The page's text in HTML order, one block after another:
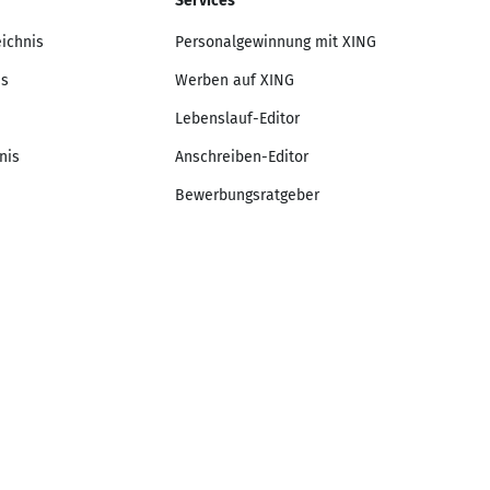
Personalgewinnung mit XING
Werben auf XING
Lebenslauf-Editor
Anschreiben-Editor
Bewerbungsratgeber